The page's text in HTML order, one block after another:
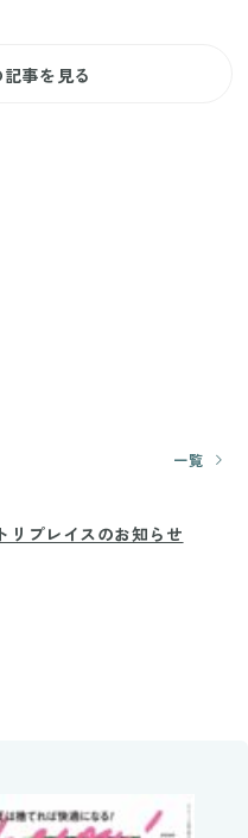
事を見る
一覧
リプレイスのお知らせ